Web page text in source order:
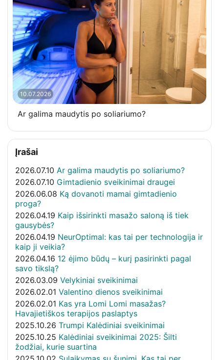
10.07.2026
Ar galima maudytis po soliariumo?
Įrašai
2026.07.10 Ar galima maudytis po soliariumo?
2026.07.10 Gimtadienio sveikinimai draugei
2026.06.08 Ką dovanoti mamai gimtadienio
proga?
2026.04.19 Kaip išsirinkti masažo saloną iš tiek
gausybės?
2026.04.19 NeurOptimal: kas tai per technologija ir
kaip ji veikia?
2026.04.16 12 ėjimo būdų – kurį pasirinkti pagal
savo tikslą?
2026.03.09 Velykiniai sveikinimai
2026.02.01 Valentino dienos sveikinimai
2026.02.01 Kas yra Lomi Lomi masažas?
Havajietiškos terapijos paslaptys
2025.10.26 Trumpi Kalėdiniai sveikinimai
2025.10.25 Kalėdiniai sveikinimai 2025: Šilti
žodžiai, kurie suartina